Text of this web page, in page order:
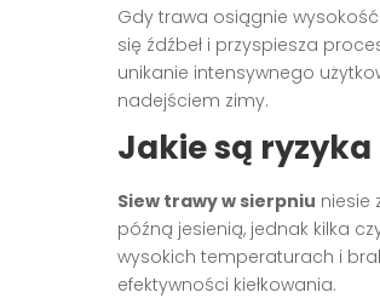
Gdy trawa osiągnie
się źdźbeł i przyspiesza
unikanie intensywnego
nadejściem zimy.
Jakie są
Siew trawy w sierpniu niesie
późną jesienią, jednak kilka
wysokich temperaturach i
efektywności kiełkowania.